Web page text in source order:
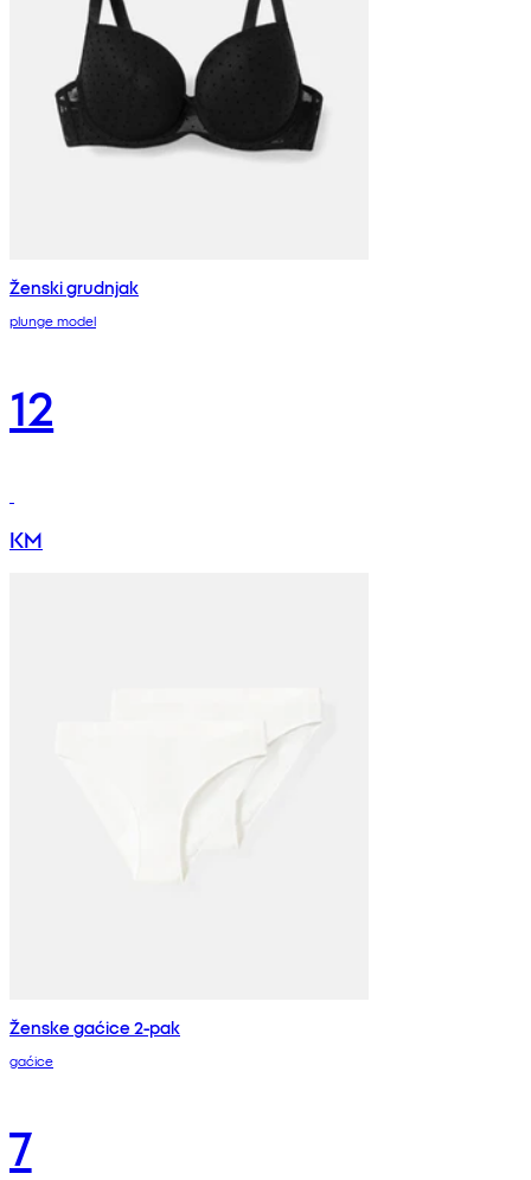
Ženski grudnjak
plunge model
12
KM
Ženske gaćice 2-pak
gaćice
7